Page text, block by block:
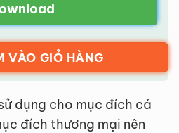
VÀO GIỎ HÀNG
dụng cho mục đích cá
đích thương mại nên